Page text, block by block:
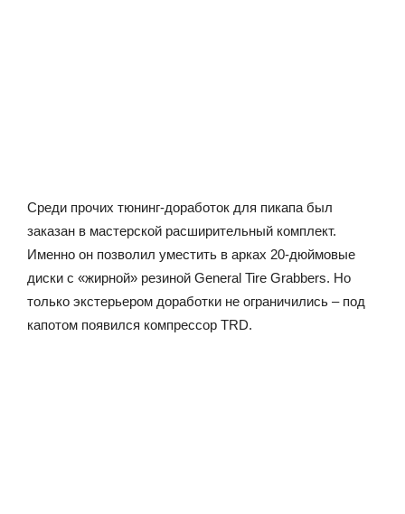
Среди прочих тюнинг-доработок для пикапа был
заказан в мастерской расширительный комплект.
Именно он позволил уместить в арках 20-дюймовые
диски с «жирной» резиной General Tire Grabbers. Но
только экстерьером доработки не ограничились – под
капотом появился компрессор TRD.